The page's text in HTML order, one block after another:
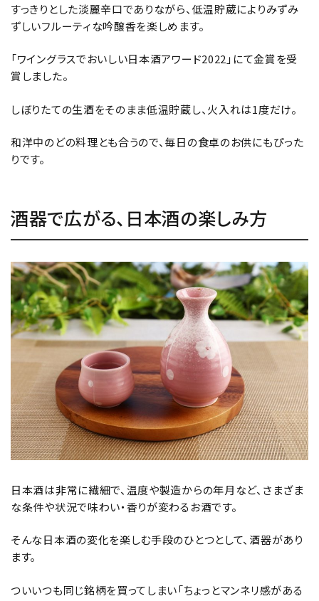
すっきりとした淡麗辛口でありながら、低温貯蔵によりみずみ
ずしいフルーティな吟醸香を楽しめます。
「ワイングラスでおいしい日本酒アワード2022」にて金賞を受
賞しました。
しぼりたての生酒をそのまま低温貯蔵し、火入れは1度だけ。
和洋中のどの料理とも合うので、毎日の食卓のお供にもぴった
りです。
酒器で広がる、日本酒の楽しみ方
日本酒は非常に繊細で、温度や製造からの年月など、さまざま
な条件や状況で味わい・香りが変わるお酒です。
そんな日本酒の変化を楽しむ手段のひとつとして、酒器があり
ます。
ついいつも同じ銘柄を買ってしまい「ちょっとマンネリ感がある